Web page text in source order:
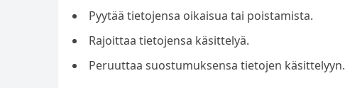
Pyytää tietojensa oikaisua tai poistamista.
Rajoittaa tietojensa käsittelyä.
Peruuttaa suostumuksensa tietojen käsittelyyn.